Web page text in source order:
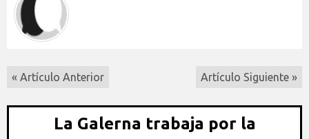
« Artículo Anterior Artículo Siguiente »
La Galerna trabaja por la